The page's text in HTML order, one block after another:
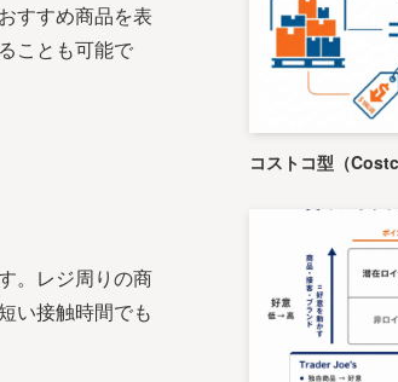
すすめ商品を表
ことも可能で
。レジ周りの商
い接触時間でも
コストコ型（